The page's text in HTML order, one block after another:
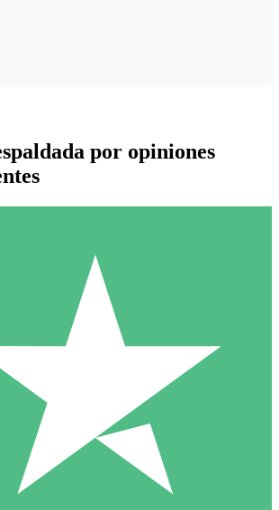
de Créditos Individuales
con créditos de descarga. Sin compromiso
10 00
por opiniones